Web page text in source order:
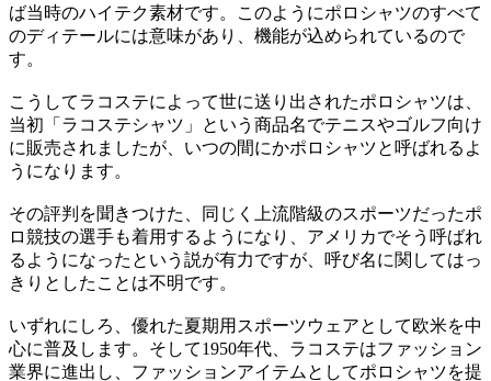
ば当時のハイテク素材です。このようにポロシャツのすべて
のディテールには意味があり、機能が込められているので
す。
こうしてラコステによって世に送り出されたポロシャツは、
当初「ラコステシャツ」という商品名でテニスやゴルフ向け
に販売されましたが、いつの間にかポロシャツと呼ばれるよ
うになります。
その評判を聞きつけた、同じく上流階級のスポーツだったポ
ロ競技の選手も着用するようになり、アメリカでそう呼ばれ
るようになったという説が有力ですが、呼び名に関してはっ
きりとしたことは不明です。
いずれにしろ、優れた夏期用スポーツウェアとして欧米を中
心に普及します。そして1950年代、ラコステはファッション
業界に進出し、ファッションアイテムとしてポロシャツを提